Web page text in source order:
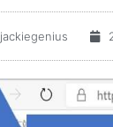
jackiegenius